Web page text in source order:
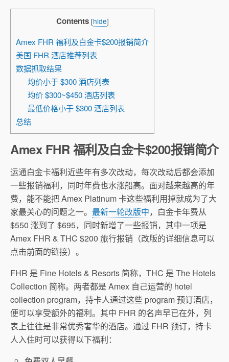
Contents [hide]
Amex FHR 福利及白金卡$200报销简介
美国 FHR 酒店推荐列表
数据抓取结果
均价小于 $300 酒店列表
均价 $300~$450 酒店列表
最低价格小于 $300 酒店列表
总结
Amex FHR 福利及白金卡$200报销简介
运通白金卡福利近些年有多次改动，每次改动后都会添加
一些报销福利，同时年费也水涨船高。面对越来越高的年
费，能不能把 Amex Platinum 卡这些福利用掉就成为了大
家最关心的问题之一。 最新一轮改版中，白金卡年费从
$550 涨到了 $695，同时新增了一些报销，其中一项是
Amex FHR & THC $200 旅行报销（改版的详细信息可以
点击前面的链接）。
FHR 是 Fine Hotels & Resorts 简称，THC 是 The Hotels
Collection 简称。两者都是 Amex 自己运营的 hotel
collection program，持卡人通过这些 program 预订酒店，
便可以享受额外的福利。其中 FHR 的名声早已在外，列
表上往往是非常优秀奢华的酒店。通过 FHR 预订，持卡
人入住时可以获得以下福利：